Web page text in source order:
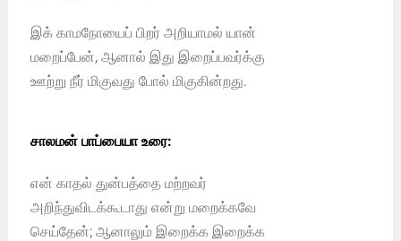
இக் காமநோயைப் பிறர் அறியாமல் யான்
மறைப்பேன், ஆனால் இது இறைப்பவர்க்கு
ஊற்று நீர் மிகுவது போல் மிகுகின்றது.
சாலமன் பாப்பையா உரை:
என் காதல் துன்பத்தை மற்றவர்
அறிந்துவிடக்கூடாது என்று மறைக்கவே
செய்தேன்; ஆனாலும் இறைக்க இறைக்க